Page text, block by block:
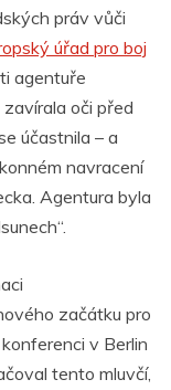
práv vůči
úřad pro boj
agentuře
oči před
účastnila – a
navracení
Agentura byla
začátku pro
v Berlin
tento mluvčí,